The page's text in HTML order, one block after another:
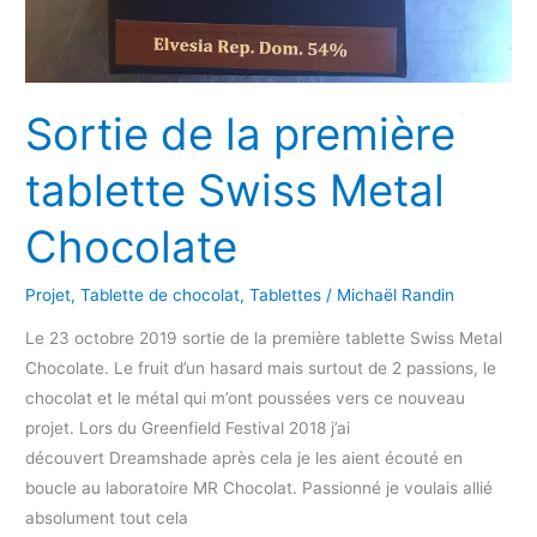
Sortie de la première
tablette Swiss Metal
Chocolate
Projet,Tablette de chocolat,Tablettes / Michaël Randin
Le 23 octobre 2019 sortie de la première tablette Swiss Metal
Chocolate. Le fruit d’un hasard mais surtout de 2 passions, le
chocolat et le métal qui m’ont poussées vers ce nouveau
projet. Lors du Greenfield Festival 2018 j’ai
découvert Dreamshade après cela je les aient écouté en
boucle au laboratoire MR Chocolat. Passionné je voulais allié
absolument tout cela